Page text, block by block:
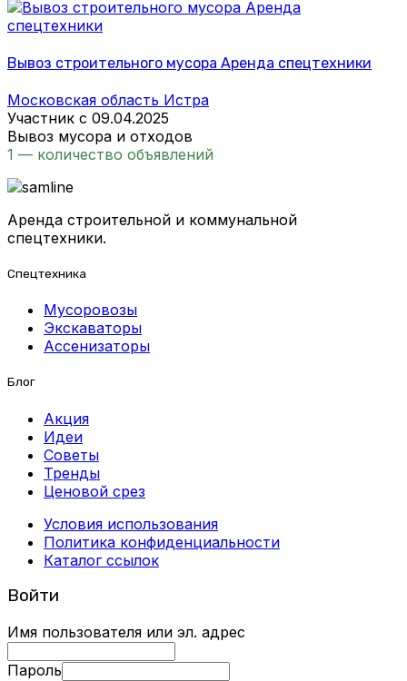
Вывоз строительного мусора Аренда спецтехники
Московская область Истра
Участник с 09.04.2025
Вывоз мусора и отходов
1 — количество объявлений
Аренда строительной и коммунальной
спецтехники.
Спецтехника
Мусоровозы
Экскаваторы
Ассенизаторы
Блог
Акция
Идеи
Советы
Тренды
Ценовой срез
Условия использования
Политика конфиденциальности
Каталог ссылок
Войти
Имя пользователя или эл. адрес
Пароль